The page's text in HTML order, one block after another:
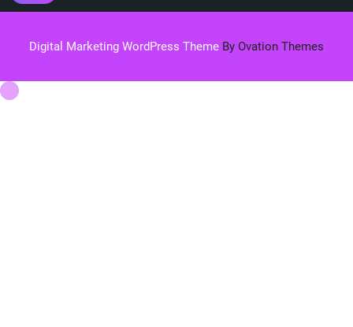
Digital Marketing WordPress Theme By Ovation Themes